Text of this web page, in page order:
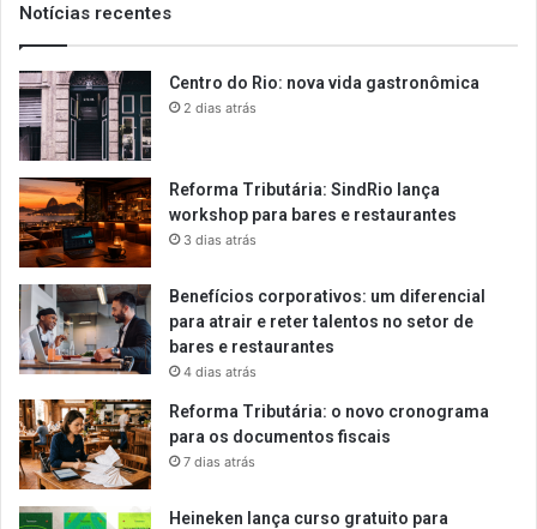
Notícias recentes
Centro do Rio: nova vida gastronômica
2 dias atrás
Reforma Tributária: SindRio lança
workshop para bares e restaurantes
3 dias atrás
Benefícios corporativos: um diferencial
para atrair e reter talentos no setor de
bares e restaurantes
4 dias atrás
Reforma Tributária: o novo cronograma
para os documentos fiscais
7 dias atrás
Heineken lança curso gratuito para